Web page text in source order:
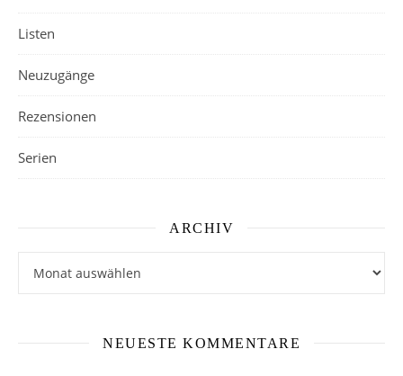
Listen
Neuzugänge
Rezensionen
Serien
ARCHIV
NEUESTE KOMMENTARE